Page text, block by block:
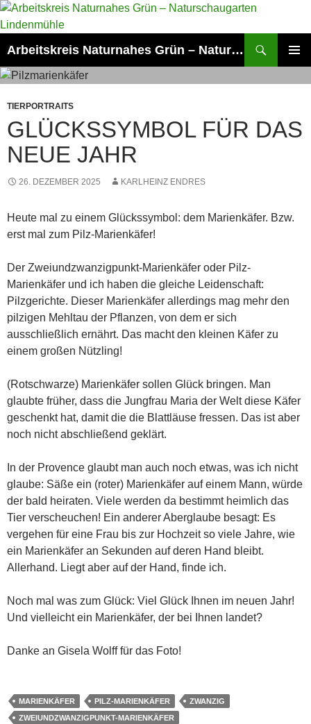
Zum
Inhalt
Arbeitskreis Naturnahes Grün – Naturschaugarten Lindenmühle
TIERPORTRAITS
GLÜCKSSYMBOL FÜR DAS
NEUE JAHR
26. DEZEMBER 2025 KARLHEINZ ENDRES
Heute mal zu einem Glückssymbol: dem Marienkäfer. Bzw.
erst mal zum Pilz-Marienkäfer!
Der Zweiundzwanzigpunkt-Marienkäfer oder Pilz-
Marienkäfer und ich haben die gleiche Leidenschaft:
Pilzgerichte. Dieser Marienkäfer allerdings mag mehr den
pilzigen Mehltau der Pflanzen, von dem er sich
ausschließlich ernährt. Das macht den kleinen Käfer zu
einem großen Nützling!
(Rotschwarze) Marienkäfer sollen Glück bringen. Man
glaubte früher, dass die Jungfrau Maria der Welt diese Käfer
geschenkt hat, damit die die Blattläuse fressen. Das ist aber
noch nicht abschließend geklärt.
In der Provence glaubt man auch noch etwas, was ich nicht
glaube: Säße ein (roter) Marienkäfer auf einem Mann, würde
der bald heiraten. Viele werden da bestimmt heimlich das
Tier verscheuchen! Ein anderer Aberglaube besagt: Es
vergehen für eine Frau bis zur Hochzeit so viele Jahre, wie
ein Marienkäfer an Sekunden auf deren Hand bleibt.
Allerhand. Liegt aber auf der Hand, finde ich.
Noch mal was zum Glück: Viel Glück Ihnen im neuen Jahr!
Und vielleicht ein Marienkäfer, der bei Ihnen landet?
Danke an Gisela Wolff für das Foto!
MARIENKÄFER PILZ-MARIENKÄFER
ZWANZIG
ZWEIUNDZWANZIGPUNKT-MARIENKÄFER